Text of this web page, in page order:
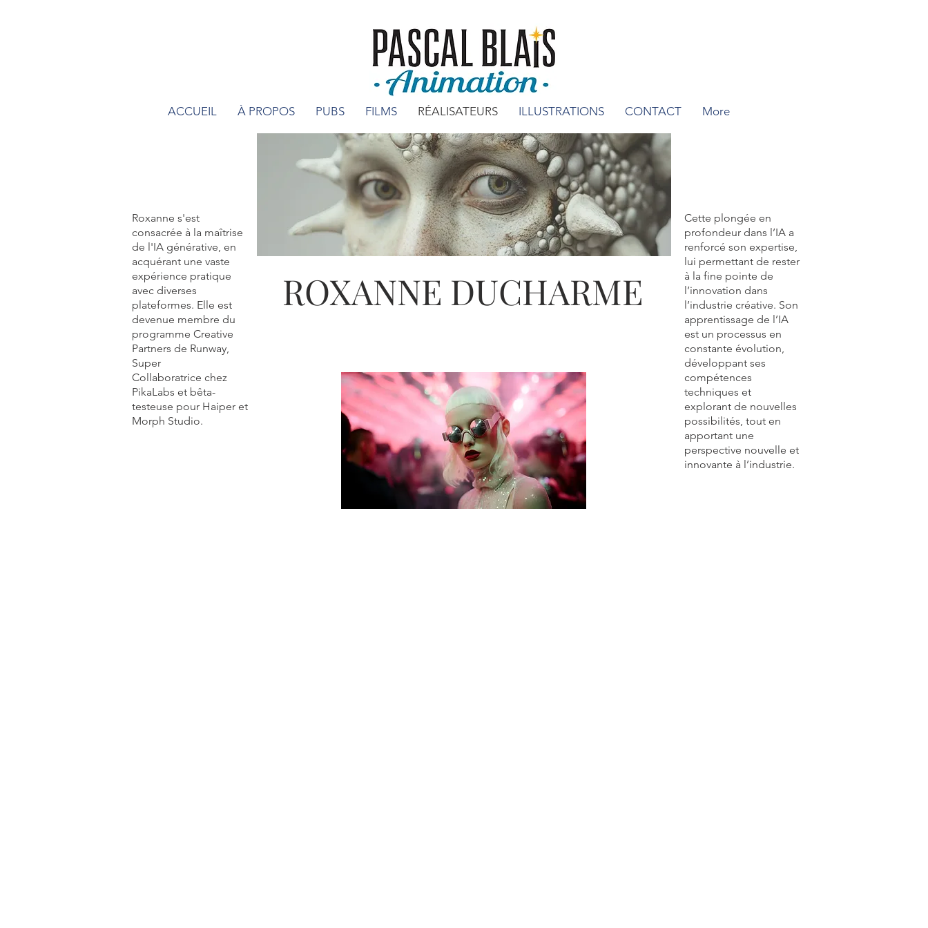
ACCUEIL À PROPOS PUBS FILMS RÉALISATEURS ILLUSTRATIONS CONTACT More
Roxanne s'est
consacrée à la maîtrise
de l'IA générative, en
acquérant une vaste
expérience pratique
avec diverses
plateformes. Elle est
devenue membre du
programme Creative
Partners de Runway,
Super
Collaboratrice chez
PikaLabs et bêta-
testeuse pour Haiper et
Morph Studio.
ROXANNE DUCHARME
Cette plongée en
profondeur dans l’IA a
renforcé son expertise,
lui permettant de rester
à la fine pointe de
l’innovation dans
l’industrie créative. Son
apprentissage de l’IA
est un processus en
constante évolution,
développant ses
compétences
techniques et
explorant de nouvelles
possibilités, tout en
apportant une
perspective nouvelle et
innovante à l’industrie.